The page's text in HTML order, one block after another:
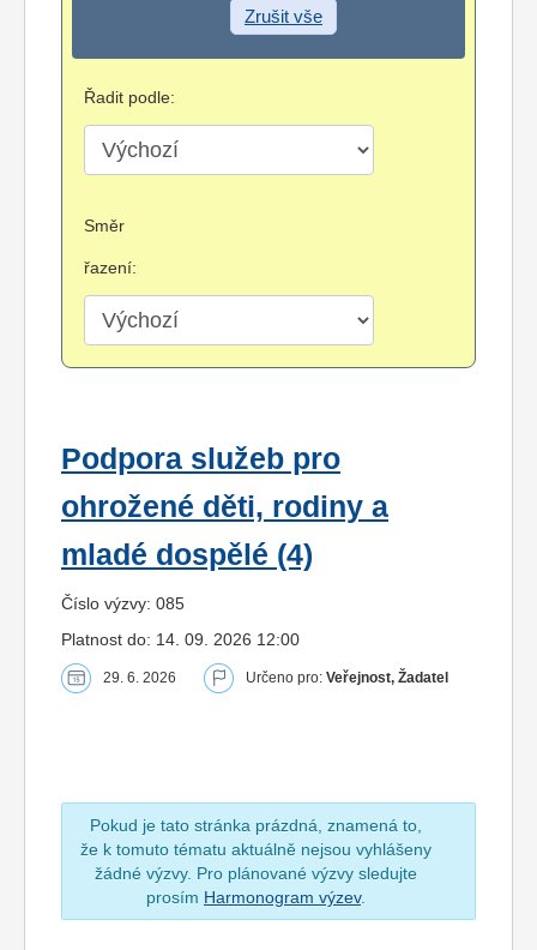
Zrušit vše
Řadit podle:
Směr
řazení:
Podpora služeb pro
ohrožené děti, rodiny a
mladé dospělé (4)
Číslo výzvy: 085
Platnost do: 14. 09. 2026 12:00
29. 6. 2026 Určeno pro: Veřejnost, Žadatel
Pokud je tato stránka prázdná, znamená to,
že k tomuto tématu aktuálně nejsou vyhlášeny
žádné výzvy. Pro plánované výzvy sledujte
prosím Harmonogram výzev.